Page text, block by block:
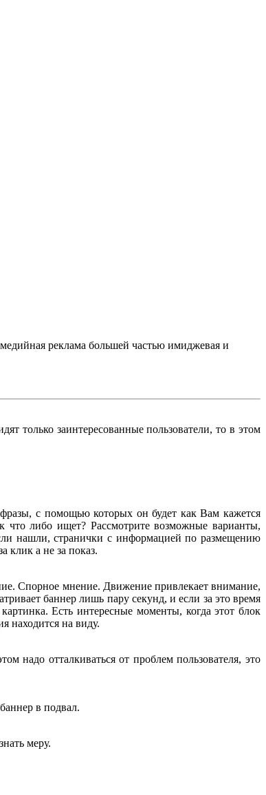
реклама большей частью имиджевая и
только заинтересованные пользователи, то в этом
фразы, с помощью которых он будет как Вам кажется
что либо ищет? Рассмотрите возможные варианты,
нашли, странички с информацией по размещению
клик а не за показ.
Спорное мнение. Движение привлекает внимание,
баннер лишь пару секунд, и если за это время
Есть интересные моменты, когда этот блок
находится на виду.
надо отталкиваться от проблем пользователя, это
в подвал.
меру.